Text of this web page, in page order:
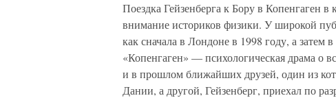
Поездка Гейзенберга к Бору в Копенгаген в
внимание историков физики. У широкой
как сначала в Лондоне в 1998 году, а
«Копенгаген» — психологическая драма о
и в прошлом ближайших друзей, один из
Дании, а другой, Гейзенберг, приехал по